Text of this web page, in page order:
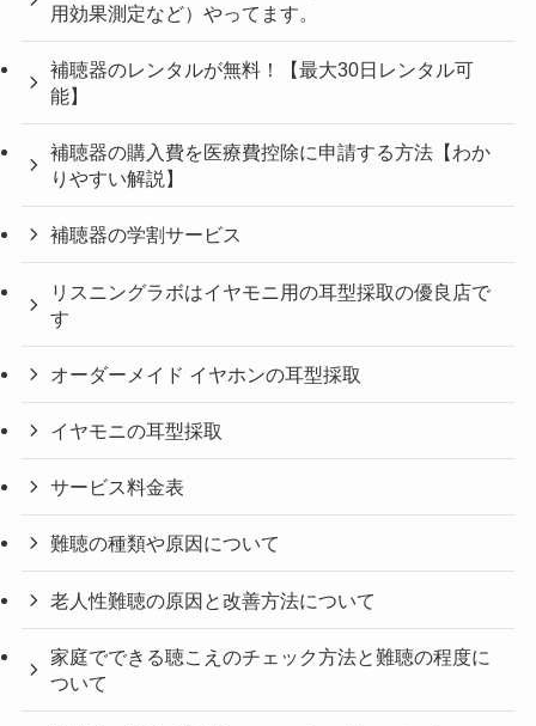
用効果測定など）やってます。
補聴器のレンタルが無料！【最大30日レンタル可
能】
補聴器の購入費を医療費控除に申請する方法【わか
りやすい解説】
補聴器の学割サービス
リスニングラボはイヤモニ用の耳型採取の優良店で
す
オーダーメイド イヤホンの耳型採取
イヤモニの耳型採取
サービス料金表
難聴の種類や原因について
老人性難聴の原因と改善方法について
家庭でできる聴こえのチェック方法と難聴の程度に
ついて